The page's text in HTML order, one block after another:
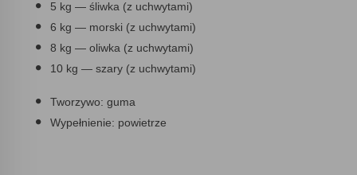
5 kg — śliwka (z uchwytami)
6 kg — morski (z uchwytami)
8 kg — oliwka (z uchwytami)
10 kg — szary (z uchwytami)
Tworzywo: guma
Wypełnienie: powietrze